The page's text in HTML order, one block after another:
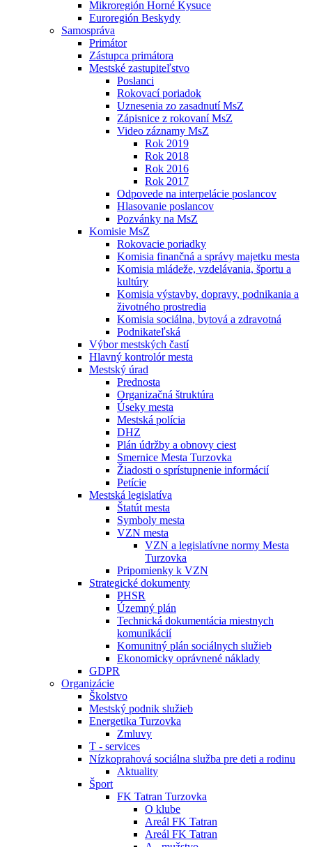
Mikroregión Horné Kysuce
Euroregión Beskydy
Samospráva
Primátor
Zástupca primátora
Mestské zastupiteľstvo
Poslanci
Rokovací poriadok
Uznesenia zo zasadnutí MsZ
Zápisnice z rokovaní MsZ
Video záznamy MsZ
Rok 2019
Rok 2018
Rok 2016
Rok 2017
Odpovede na interpelácie poslancov
Hlasovanie poslancov
Pozvánky na MsZ
Komisie MsZ
Rokovacie poriadky
Komisia finančná a správy majetku mesta
Komisia mládeže, vzdelávania, športu a
kultúry
Komisia výstavby, dopravy, podnikania a
životného prostredia
Komisia sociálna, bytová a zdravotná
Podnikateľská
Výbor mestských častí
Hlavný kontrolór mesta
Mestský úrad
Prednosta
Organizačná štruktúra
Úseky mesta
Mestská polícia
DHZ
Plán údržby a obnovy ciest
Smernice Mesta Turzovka
Žiadosti o sprístupnenie informácií
Petície
Mestská legislatíva
Štatút mesta
Symboly mesta
VZN mesta
VZN a legislatívne normy Mesta
Turzovka
Pripomienky k VZN
Strategické dokumenty
PHSR
Územný plán
Technická dokumentácia miestnych
komunikácií
Komunitný plán sociálnych služieb
Ekonomicky oprávnené náklady
GDPR
Organizácie
Školstvo
Mestský podnik služieb
Energetika Turzovka
Zmluvy
T - services
Nízkoprahová sociálna služba pre deti a rodinu
Aktuality
Šport
FK Tatran Turzovka
O klube
Areál FK Tatran
Areál FK Tatran